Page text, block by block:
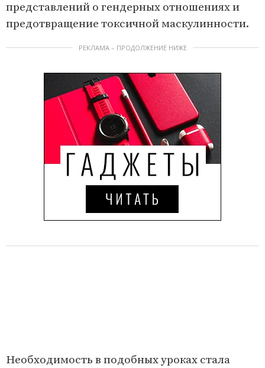
представлений о гендерных отношениях и
предотвращение токсичной маскулинности.
РЕКЛАМА – ПРОДОЛЖЕНИЕ НИЖЕ
Необходимость в подобных уроках стала